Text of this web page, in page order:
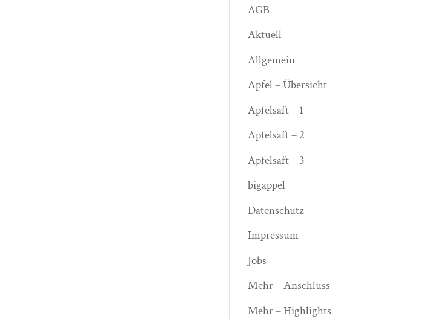
AGB
Aktuell
Allgemein
Apfel – Übersicht
Apfelsaft – 1
Apfelsaft – 2
Apfelsaft – 3
bigappel
Datenschutz
Impressum
Jobs
Mehr – Anschluss
Mehr – Highlights